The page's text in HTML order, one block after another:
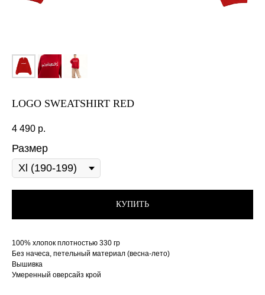
LOGO SWEATSHIRT RED
4 490 р.
Размер
КУПИТЬ
100% хлопок плотностью 330 гр
Без начеса, петельный материал (весна-лето)
Вышивка
Умеренный оверсайз крой